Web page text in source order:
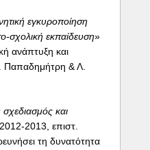
εγκυροποίηση
σχολική εκπαίδευση»
ανάπτυξη και
& Λ.
και
2013, επιστ.
τη δυνατότητα